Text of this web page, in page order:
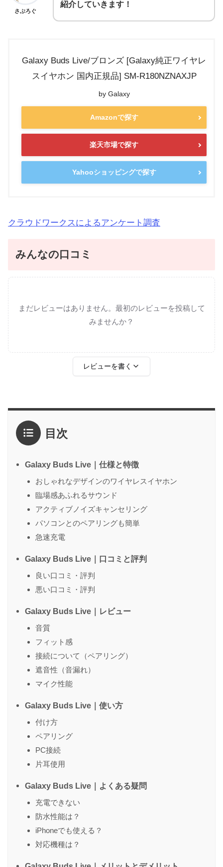
さぶろぐ
紹介していきます！
Galaxy Buds Live/ブロンズ [Galaxy純正ワイヤレ
スイヤホン 国内正規品] SM-R180NZNAXJP
by Galaxy
Amazonで探す
楽天市場で探す
Yahooショッピングで探す
クラウドワークスによるアンケート調査
みんなの口コミ
まだレビューはありません。最初のレビューを投稿して
みませんか？
レビューを書く
4点
3点
2点
1点
感想 * 目次
Galaxy Buds Live｜仕様と特徴
おしゃれなデザインのワイヤレスイヤホン
臨場感あふれるサウンド
アクティブノイズキャンセリング
パソコンとのペアリングも簡単
急速充電
Galaxy Buds Live｜口コミと評判
良い口コミ・評判
悪い口コミ・評判
Galaxy Buds Live｜レビュー
音質
フィット感
接続について（ペアリング）
遮音性（音漏れ）
マイク性能
Galaxy Buds Live｜使い方
付け方
ペアリング
PC接続
片耳使用
Galaxy Buds Live｜よくある疑問
充電できない
防水性能は？
iPhoneでも使える？
対応機種は？